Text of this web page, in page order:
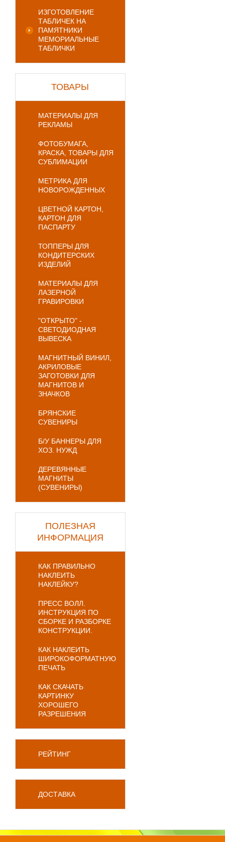
ИЗГОТОВЛЕНИЕ
ТАБЛИЧЕК НА
ПАМЯТНИКИ
МЕМОРИАЛЬНЫЕ
ТАБЛИЧКИ
ТОВАРЫ
МАТЕРИАЛЫ ДЛЯ
РЕКЛАМЫ
ФОТОБУМАГА,
КРАСКА, ТОВАРЫ ДЛЯ
СУБЛИМАЦИИ
МЕТРИКА ДЛЯ
НОВОРОЖДЕННЫХ
ЦВЕТНОЙ КАРТОН,
КАРТОН ДЛЯ
ПАСПАРТУ
ТОППЕРЫ ДЛЯ
КОНДИТЕРСКИХ
ИЗДЕЛИЙ
МАТЕРИАЛЫ ДЛЯ
ЛАЗЕРНОЙ
ГРАВИРОВКИ
"ОТКРЫТО" -
СВЕТОДИОДНАЯ
ВЫВЕСКА
МАГНИТНЫЙ ВИНИЛ,
АКРИЛОВЫЕ
ЗАГОТОВКИ ДЛЯ
МАГНИТОВ И
ЗНАЧКОВ
БРЯНСКИЕ
СУВЕНИРЫ
Б/У БАННЕРЫ ДЛЯ
ХОЗ. НУЖД
ДЕРЕВЯННЫЕ
МАГНИТЫ
(СУВЕНИРЫ)
ПОЛЕЗНАЯ
ИНФОРМАЦИЯ
КАК ПРАВИЛЬНО
НАКЛЕИТЬ
НАКЛЕЙКУ?
ПРЕСС ВОЛЛ.
ИНСТРУКЦИЯ ПО
СБОРКЕ И РАЗБОРКЕ
КОНСТРУКЦИИ.
КАК НАКЛЕИТЬ
ШИРОКОФОРМАТНУЮ
ПЕЧАТЬ
КАК СКАЧАТЬ
КАРТИНКУ
ХОРОШЕГО
РАЗРЕШЕНИЯ
РЕЙТИНГ
ДОСТАВКА